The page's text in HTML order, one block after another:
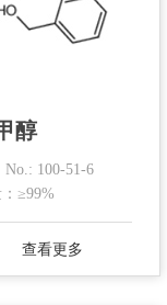
醇
No.: 100-51-6
≥99%
查看更多